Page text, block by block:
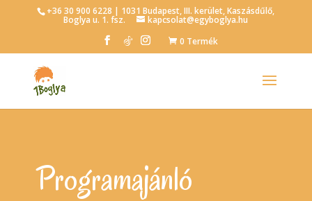
+36 30 900 6228 | 1031 Budapest, III. kerület, Kaszásdűlő,
Boglya u. 1. fsz.
kapcsolat@egyboglya.hu
0 Termék
Programajánló